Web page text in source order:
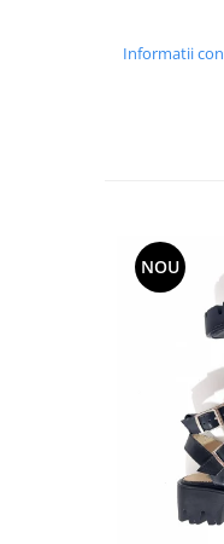
Informatii
NOU